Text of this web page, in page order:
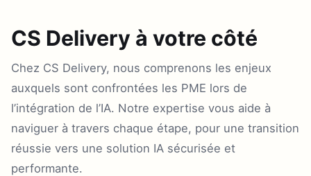
CS Delivery à votre côté
Chez CS Delivery, nous comprenons les enjeux
auxquels sont confrontées les PME lors de
l’intégration de l’IA. Notre expertise vous aide à
naviguer à travers chaque étape, pour une transition
réussie vers une solution IA sécurisée et
performante.